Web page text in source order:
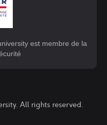
est membre de la
All rights reserved.